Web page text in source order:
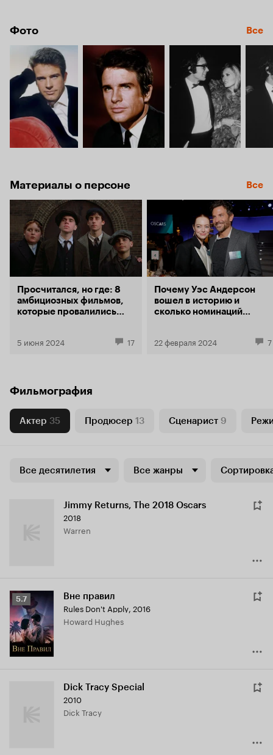
Фото Все
Материалы о персоне Все
Просчитался, но где: 8
амбициозных фильмов,
которые провалились
изменили Голливуд
5 июня 2024 17
Почему Уэс Андерсон
вошел в историю и
сколько номинаций
цифрах
22 февраля 2024 7
Фильмография
Актер 35 Продюсер 13 Сценарист 9
Все десятилетия Все жанры
Jimmy Returns, The 2018 Oscars
2018
Warren
Рейтинг
Кинопоиска
5.7
5.7 Вне правил
Rules Don't Apply, 2016
Howard Hughes
Dick Tracy Special
2010
Dick Tracy